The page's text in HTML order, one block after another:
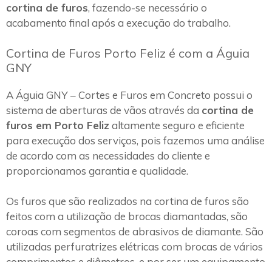
cortina de furos, fazendo-se necessário o
acabamento final após a execução do trabalho.
Cortina de Furos Porto Feliz é com a Águia
GNY
A Águia GNY – Cortes e Furos em Concreto possui o
sistema de aberturas de vãos através da cortina de
furos em Porto Feliz altamente seguro e eficiente
para execução dos serviços, pois fazemos uma análise
de acordo com as necessidades do cliente e
proporcionamos garantia e qualidade.
Os furos que são realizados na cortina de furos são
feitos com a utilização de brocas diamantadas, são
coroas com segmentos de abrasivos de diamante. São
utilizadas perfuratrizes elétricas com brocas de vários